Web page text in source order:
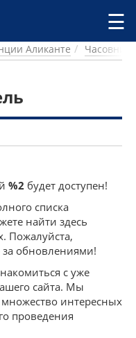
☰
Аликанте Часовни
%2 будет доступен!
списка
найти здесь
Пожалуйста,
за обновлениями!
с уже
сайта. Мы
интересных
проведения